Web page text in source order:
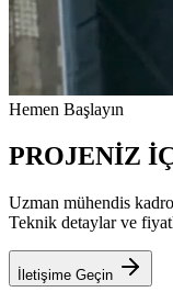
Hemen Başlayın
PROJENİZ
Uzman mühendis
Teknik detaylar ve
İletişime Geçin